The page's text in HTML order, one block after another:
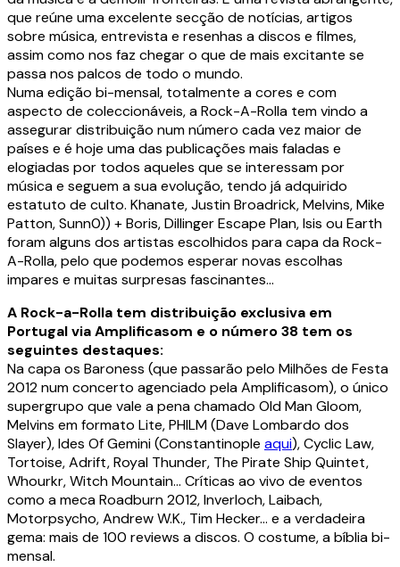
que reúne uma excelente secção de notícias, artigos
sobre música, entrevista e resenhas a discos e filmes,
assim como nos faz chegar o que de mais excitante se
passa nos palcos de todo o mundo.
Numa edição bi-mensal, totalmente a cores e com
aspecto de coleccionáveis, a Rock-A-Rolla tem vindo a
assegurar distribuição num número cada vez maior de
países e é hoje uma das publicações mais faladas e
elogiadas por todos aqueles que se interessam por
música e seguem a sua evolução, tendo já adquirido
estatuto de culto. Khanate, Justin Broadrick, Melvins, Mike
Patton, Sunn0)) + Boris, Dillinger Escape Plan, Isis ou Earth
foram alguns dos artistas escolhidos para capa da Rock-
A-Rolla, pelo que podemos esperar novas escolhas
impares e muitas surpresas fascinantes…
A Rock-a-Rolla tem distribuição exclusiva em
Portugal via Amplificasom e o número 38 tem os
seguintes destaques:
Na capa os Baroness (que passarão pelo Milhões de Festa
2012 num concerto agenciado pela Amplificasom), o único
supergrupo que vale a pena chamado Old Man Gloom,
Melvins em formato Lite, PHILM (Dave Lombardo dos
Slayer), Ides Of Gemini (Constantinople aqui), Cyclic Law,
Tortoise, Adrift, Royal Thunder, The Pirate Ship Quintet,
Whourkr, Witch Mountain… Críticas ao vivo de eventos
como a meca Roadburn 2012, Inverloch, Laibach,
Motorpsycho, Andrew W.K., Tim Hecker… e a verdadeira
gema: mais de 100 reviews a discos. O costume, a bíblia bi-
mensal.